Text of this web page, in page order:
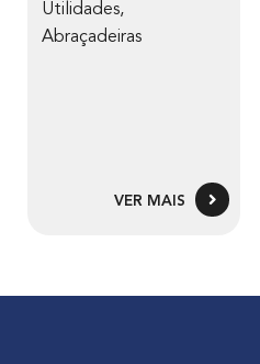
Utilidades,
Abraçadeiras
VER MAIS